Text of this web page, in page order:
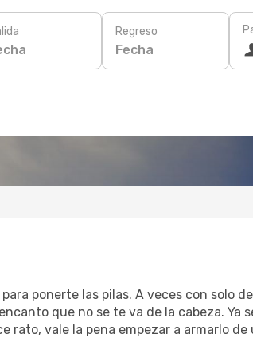
Regreso
Fecha
ponerte las pilas. A veces con solo
que no se te va de la cabeza. Ya
rato, vale la pena empezar a armarlo de